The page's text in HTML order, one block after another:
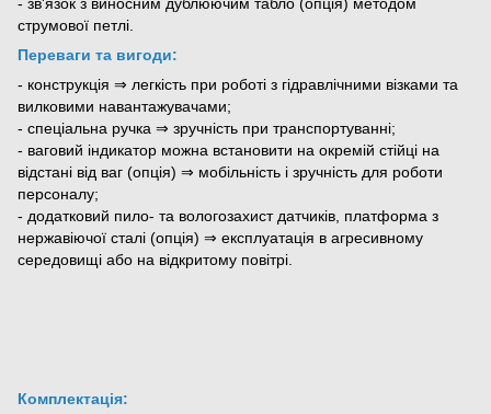
струмової петлі.
Переваги та вигоди:
- конструкція ⇒ легкість при роботі з гідравлічними візками та
вилковими навантажувачами;
- спеціальна ручка ⇒ зручність при транспортуванні;
- ваговий індикатор можна встановити на окремій стійці на
відстані від ваг (опція) ⇒ мобільність і зручність для роботи
персоналу;
- додатковий пило- та вологозахист датчиків, платформа з
нержавіючої сталі (опція) ⇒ експлуатація в агресивному
середовищі або на відкритому повітрі.
Комплектація: